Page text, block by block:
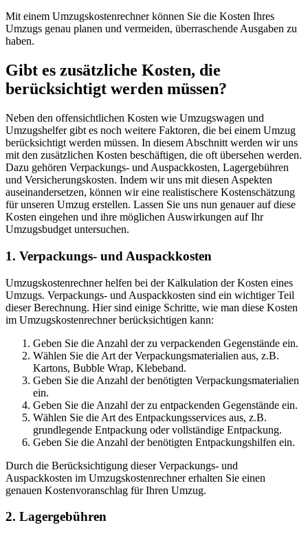
Mit einem Umzugskostenrechner können Sie die Kosten Ihres
Umzugs genau planen und vermeiden, überraschende Ausgaben zu
haben.
Gibt es zusätzliche Kosten, die
berücksichtigt werden müssen?
Neben den offensichtlichen Kosten wie Umzugswagen und
Umzugshelfer gibt es noch weitere Faktoren, die bei einem Umzug
berücksichtigt werden müssen. In diesem Abschnitt werden wir uns
mit den zusätzlichen Kosten beschäftigen, die oft übersehen werden.
Dazu gehören Verpackungs- und Auspackkosten, Lagergebühren
und Versicherungskosten. Indem wir uns mit diesen Aspekten
auseinandersetzen, können wir eine realistischere Kostenschätzung
für unseren Umzug erstellen. Lassen Sie uns nun genauer auf diese
Kosten eingehen und ihre möglichen Auswirkungen auf Ihr
Umzugsbudget untersuchen.
1. Verpackungs- und Auspackkosten
Umzugskostenrechner helfen bei der Kalkulation der Kosten eines
Umzugs. Verpackungs- und Auspackkosten sind ein wichtiger Teil
dieser Berechnung. Hier sind einige Schritte, wie man diese Kosten
im Umzugskostenrechner berücksichtigen kann:
Geben Sie die Anzahl der zu verpackenden Gegenstände ein.
Wählen Sie die Art der Verpackungsmaterialien aus, z.B.
Kartons, Bubble Wrap, Klebeband.
Geben Sie die Anzahl der benötigten Verpackungsmaterialien
ein.
Geben Sie die Anzahl der zu entpackenden Gegenstände ein.
Wählen Sie die Art des Entpackungsservices aus, z.B.
grundlegende Entpackung oder vollständige Entpackung.
Geben Sie die Anzahl der benötigten Entpackungshilfen ein.
Durch die Berücksichtigung dieser Verpackungs- und
Auspackkosten im Umzugskostenrechner erhalten Sie einen
genauen Kostenvoranschlag für Ihren Umzug.
2. Lagergebühren